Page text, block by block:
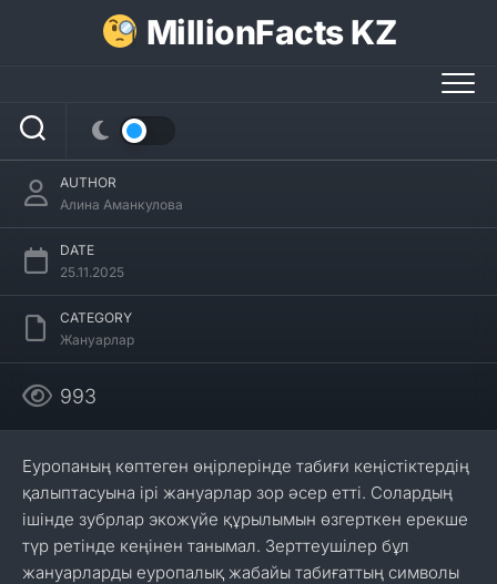
MillionFacts KZ
AUTHOR
Алина Аманкулова
DATE
25.11.2025
CATEGORY
Жануарлар
993
Еуропаның көптеген өңірлерінде табиғи кеңістіктердің
қалыптасуына ірі жануарлар зор әсер етті. Солардың
ішінде зубрлар экожүйе құрылымын өзгерткен ерекше
түр ретінде кеңінен танымал. Зерттеушілер бұл
жануарларды еуропалық жабайы табиғаттың символы